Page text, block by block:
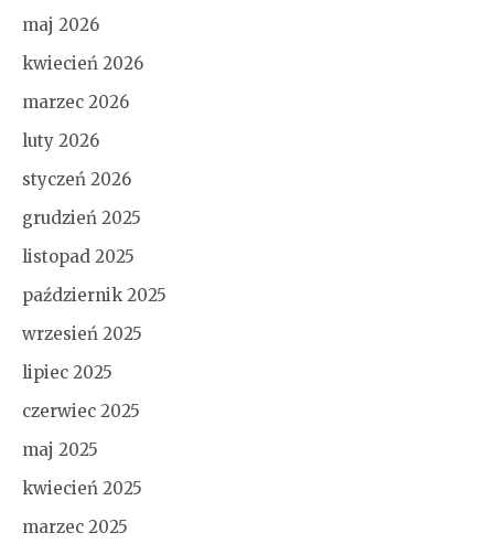
maj 2026
kwiecień 2026
marzec 2026
luty 2026
styczeń 2026
grudzień 2025
listopad 2025
październik 2025
wrzesień 2025
lipiec 2025
czerwiec 2025
maj 2025
kwiecień 2025
marzec 2025